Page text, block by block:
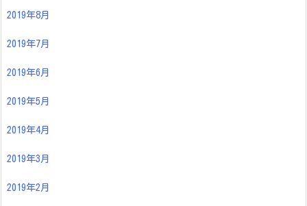
2019年8月
2019年7月
2019年6月
2019年5月
2019年4月
2019年3月
2019年2月